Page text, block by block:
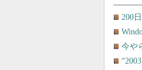
200
今や